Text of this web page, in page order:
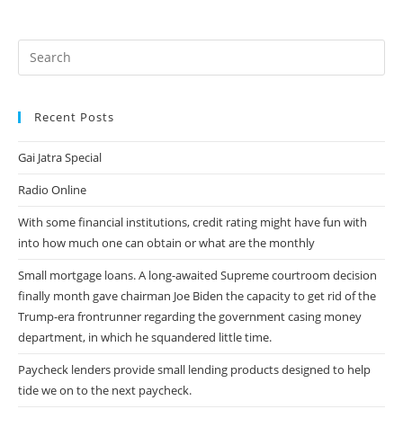
Recent Posts
Gai Jatra Special
Radio Online
With some financial institutions, credit rating might have fun with
into how much one can obtain or what are the monthly
Small mortgage loans. A long-awaited Supreme courtroom decision
finally month gave chairman Joe Biden the capacity to get rid of the
Trump-era frontrunner regarding the government casing money
department, in which he squandered little time.
Paycheck lenders provide small lending products designed to help
tide we on to the next paycheck.